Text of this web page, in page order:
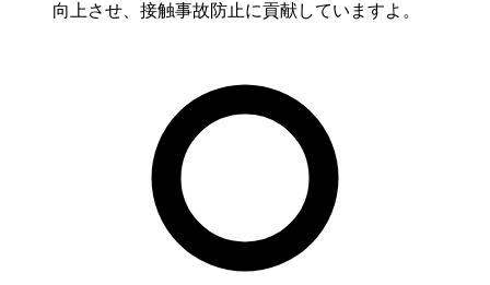
向上させ、接触事故防止に貢献していますよ。